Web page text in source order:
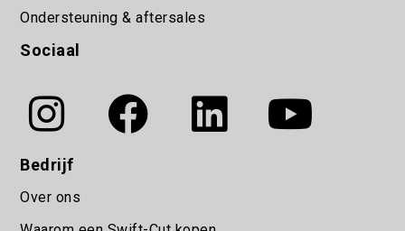
Ondersteuning & aftersales
Sociaal
Bedrijf
Over ons